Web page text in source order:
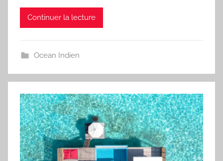
Continuer la lecture
Ocean Indien